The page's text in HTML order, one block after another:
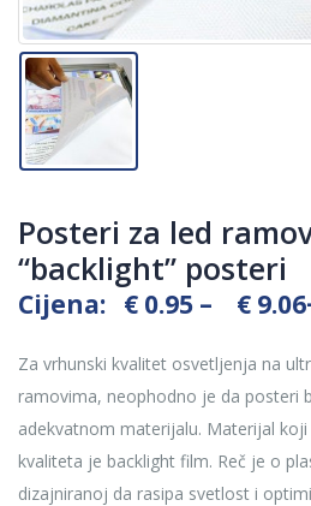
Posteri za led
“backlight” posteri
Cijena: € 0.95 – € 9.06
Za vrhunski kvalitet osvetljenja na
ramovima, neophodno je da posteri
adekvatnom materijalu. Materijal
kvaliteta je backlight film. Reč je o
dizajniranoj da rasipa svetlost i